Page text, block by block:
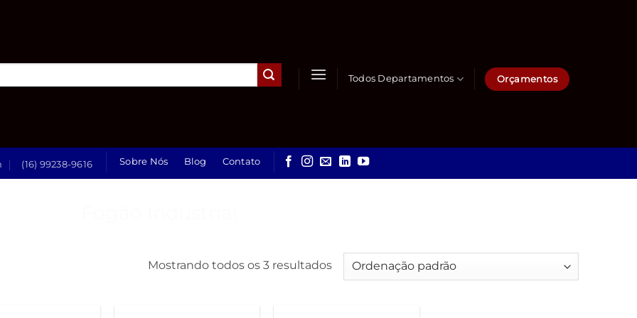
Todos Departamentos Orçamentos
(16) 99238-9616 Sobre Nós Blog Contato
Mostrando todos os 3 resultados